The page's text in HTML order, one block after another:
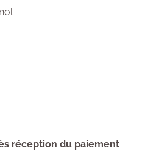
réception du paiement